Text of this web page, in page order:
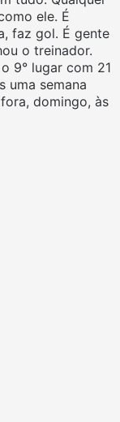
ele. É
faz gol. É gente
o treinador.
9° lugar com 21
uma semana
domingo, às